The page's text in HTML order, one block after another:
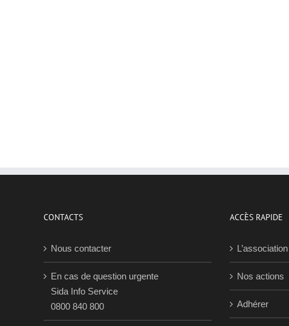
CONTACTS
Nous contacter
En cas de question urgente
Sida Info Service
0800 840 800
ACCÈS RAPIDE
L’association
Nos actions
Adhérer